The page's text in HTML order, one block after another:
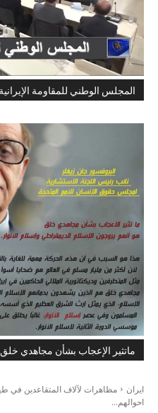
المجلس الوطني للمقاومة الإيرانية
ماتثير الإعجاب بشأن مجاهدي خلق
ايران
مظاهرات لآلاف المتقاعدين في
احوالهم...